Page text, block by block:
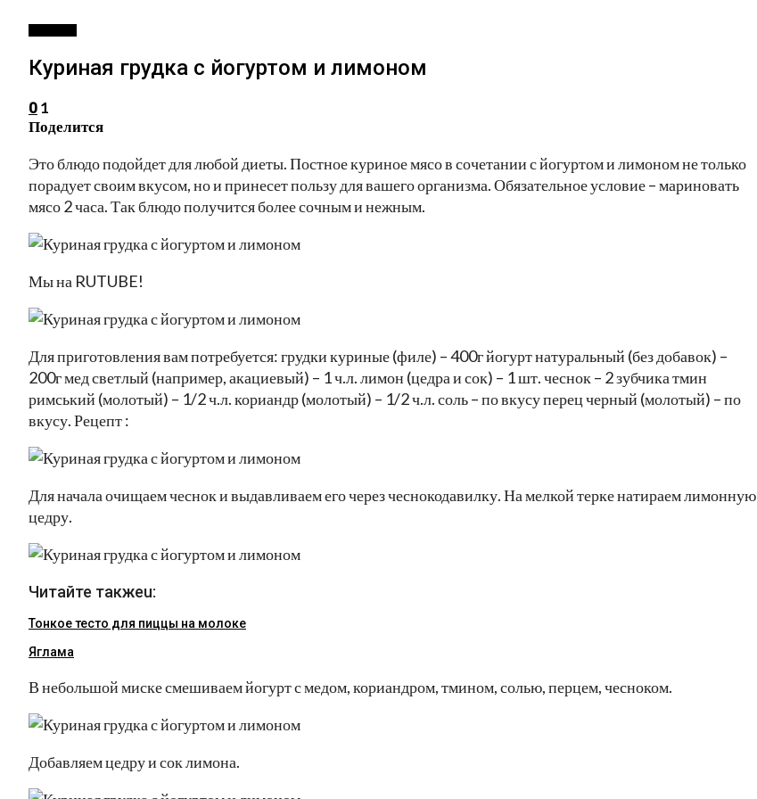
Куриная грудка с йогуртом и лимоном
0 1
Поделится
Это блюдо подойдет для любой диеты. Постное куриное мясо в сочетании с йогуртом и лимоном не только
порадует своим вкусом, но и принесет пользу для вашего организма. Обязательное условие – мариновать
мясо 2 часа. Так блюдо получится более сочным и нежным.
Мы на RUTUBE!
Для приготовления вам потребуется: грудки куриные (филе) – 400г йогурт натуральный (без добавок) –
200г мед светлый (например, акациевый) – 1 ч.л. лимон (цедра и сок) – 1 шт. чеснок – 2 зубчика тмин
римський (молотый) – 1/2 ч.л. кориандр (молотый) – 1/2 ч.л. соль – по вкусу перец черный (молотый) – по
вкусу. Рецепт :
Для начала очищаем чеснок и выдавливаем его через чеснокодавилку. На мелкой терке натираем лимонную
цедру.
Читайте такжеu:
Тонкое тесто для пиццы на молоке
Яглама
В небольшой миске смешиваем йогурт с медом, кориандром, тмином, солью, перцем, чесноком.
Добавляем цедру и сок лимона.